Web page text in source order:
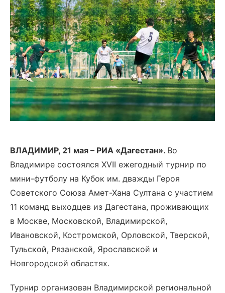
ВЛАДИМИР, 21 мая – РИА «Дагестан». Во
Владимире состоялся XVII ежегодный турнир по
мини-футболу на Кубок им. дважды Героя
Советского Союза Амет-Хана Султана с участием
11 команд выходцев из Дагестана, проживающих
в Москве, Московской, Владимирской,
Ивановской, Костромской, Орловской, Тверской,
Тульской, Рязанской, Ярославской и
Новгородской областях.
Турнир организован Владимирской региональной